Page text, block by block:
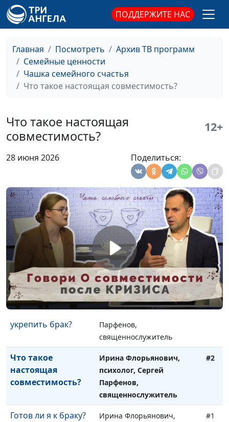
ПОДДЕРЖИТЕ НАС
Главная Посмотреть
Архив ТВ программ
Семейные ценности
Чашка семейного счастья
Что такое настоящая совместимость?
Что такое настоящая
совместимость?
12+
28 июня 2026 Поделиться:
Семейное счастье в
мелочах
Ирина Флорьянович,
психолог, Сергей
священнослужитель
#8
Конфликты: как
спорить правильно
Парфенов,
Общение без обид:
возможно?
Ирина Флорьянович,
психолог, Сергей
священнослужитель
#6
после свадьбы...
психолог, Сергей
Парфенов,
священнослужитель
Влияние секса до
брака на
отношения
Ирина Флорьянович,
психолог, Сергей
Парфенов,
священнослужитель
#4
Как деньги могут
разрушить или
укрепить брак?
Ирина Флорьянович,
психолог, Сергей
Парфенов,
священнослужитель
#3
Что такое
настоящая
совместимость?
Ирина Флорьянович,
психолог, Сергей
Парфенов,
священнослужитель
#2
Готов ли я к браку?
Ирина Флорьянович,
#1